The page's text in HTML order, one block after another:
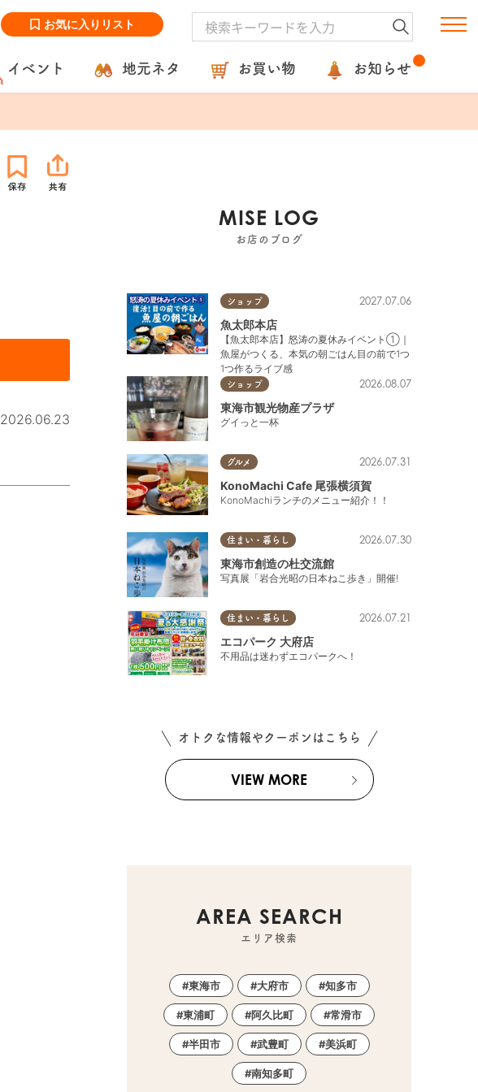
お気に入りリスト
イベント 地元ネタ お買い物 お知らせ
2026.06.23
MISE LOG
お店のブログ
ショップ 2027.07.06
魚太郎本店
【魚太郎本店】怒涛の夏休みイベント①｜
魚屋がつくる、本気の朝ごはん目の前で1つ
1つ作るライブ感
ショップ 2026.08.07
東海市観光物産プラザ
グイっと一杯
グルメ 2026.07.31
KonoMachi Cafe 尾張横須賀
KonoMachiランチのメニュー紹介！！
住まい・暮らし 2026.07.30
東海市創造の杜交流館
写真展「岩合光昭の日本ねこ歩き」開催!
住まい・暮らし 2026.07.21
エコパーク 大府店
不用品は迷わずエコパークへ！
オトクな情報やクーポンはこちら
VIEW MORE
AREA SEARCH
エリア検索
東海市 大府市 知多市
東浦町 阿久比町 常滑市
半田市 武豊町 美浜町
南知多町